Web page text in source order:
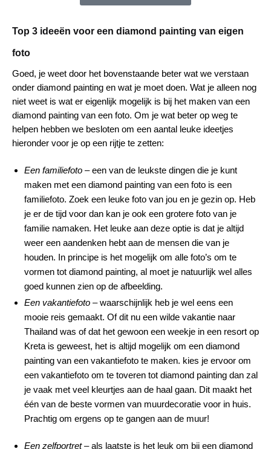
Top 3 ideeën voor een diamond painting van eigen
foto
Goed, je weet door het bovenstaande beter wat we verstaan
onder diamond painting en wat je moet doen. Wat je alleen nog
niet weet is wat er eigenlijk mogelijk is bij het maken van een
diamond painting van een foto. Om je wat beter op weg te
helpen hebben we besloten om een aantal leuke ideetjes
hieronder voor je op een rijtje te zetten:
Een familiefoto – een van de leukste dingen die je kunt
maken met een diamond painting van een foto is een
familiefoto. Zoek een leuke foto van jou en je gezin op. Heb
je er de tijd voor dan kan je ook een grotere foto van je
familie namaken. Het leuke aan deze optie is dat je altijd
weer een aandenken hebt aan de mensen die van je
houden. In principe is het mogelijk om alle foto’s om te
vormen tot diamond painting, al moet je natuurlijk wel alles
goed kunnen zien op de afbeelding.
Een vakantiefoto – waarschijnlijk heb je wel eens een
mooie reis gemaakt. Of dit nu een wilde vakantie naar
Thailand was of dat het gewoon een weekje in een resort op
Kreta is geweest, het is altijd mogelijk om een diamond
painting van een vakantiefoto te maken. kies je ervoor om
een vakantiefoto om te toveren tot diamond painting dan zal
je vaak met veel kleurtjes aan de haal gaan. Dit maakt het
één van de beste vormen van muurdecoratie voor in huis.
Prachtig om ergens op te gangen aan de muur!
Een zelfportret– als laatste is het leuk om bij een diamond